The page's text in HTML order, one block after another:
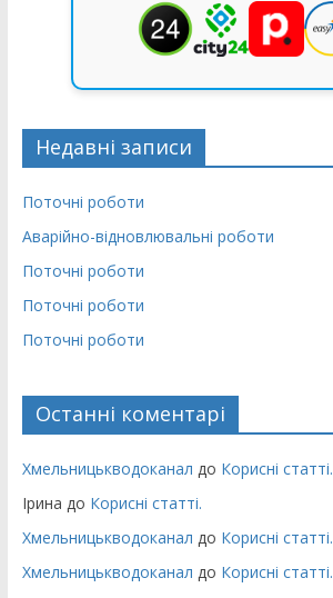
Недавні записи
Поточні роботи
Аварійно-відновлювальні роботи
Поточні роботи
Поточні роботи
Поточні роботи
Останні коментарі
Хмельницькводоканал до Корисні статті.
Ірина до Корисні статті.
Хмельницькводоканал до Корисні статті.
Хмельницькводоканал до Корисні статті.